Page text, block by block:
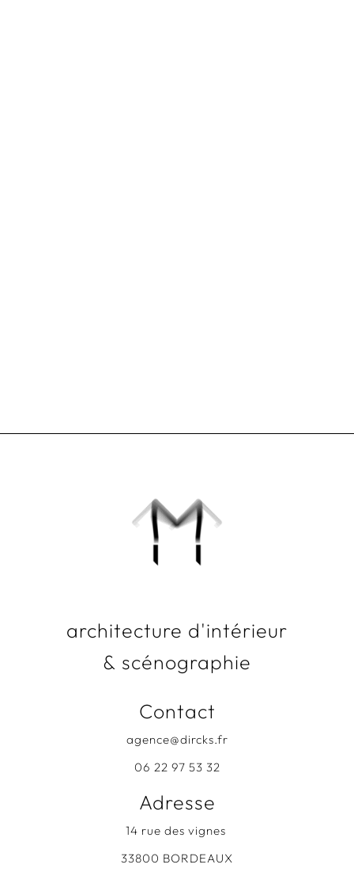
architecture d'intérieur
& scénographie
Contact
agence@dircks.fr
06 22 97 53 32
Adresse
14 rue des vignes
33800 BORDEAUX